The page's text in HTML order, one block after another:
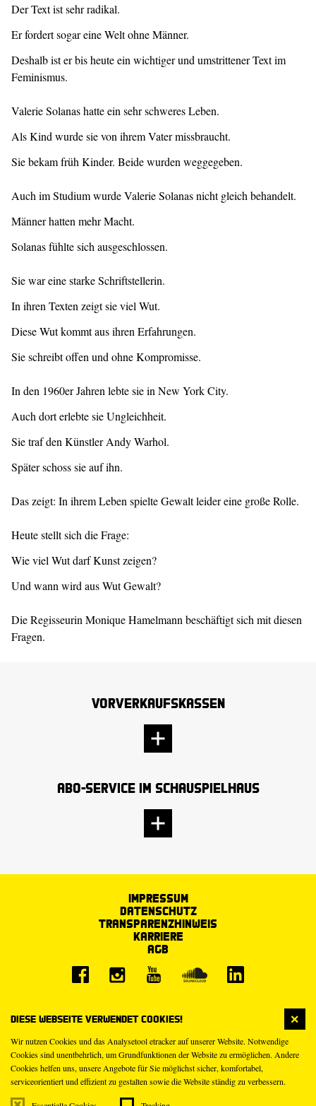
Diese Webseite verwendet Cookies!
Wir nutzen Cookies und das Analysetool etracker auf unserer Website. Notwendige
Cookies sind unentbehrlich, um Grundfunktionen der Website zu ermöglichen. Andere
Cookies helfen uns, unsere Angebote für Sie möglichst sicher, komfortabel,
serviceorientiert und effizient zu gestalten sowie die Website ständig zu verbessern.
Der Text ist sehr radikal.
Er fordert sogar eine Welt ohne Männer.
Deshalb ist er bis heute ein wichtiger und umstrittener Text im
Feminismus.
Valerie Solanas hatte ein sehr schweres Leben.
Als Kind wurde sie von ihrem Vater missbraucht.
Sie bekam früh Kinder. Beide wurden weggegeben.
Auch im Studium wurde Valerie Solanas nicht gleich behandelt.
Männer hatten mehr Macht.
Solanas fühlte sich ausgeschlossen.
Sie war eine starke Schriftstellerin.
In ihren Texten zeigt sie viel Wut.
Diese Wut kommt aus ihren Erfahrungen.
Sie schreibt offen und ohne Kompromisse.
In den 1960er Jahren lebte sie in New York City.
Auch dort erlebte sie Ungleichheit.
Sie traf den Künstler Andy Warhol.
Später schoss sie auf ihn.
Das zeigt: In ihrem Leben spielte Gewalt leider eine große Rolle.
Heute stellt sich die Frage:
Wie viel Wut darf Kunst zeigen?
Und wann wird aus Wut Gewalt?
Die Regisseurin Monique Hamelmann beschäftigt sich mit diesen
Fragen.
Vorverkaufskassen
Abo-Service im Schauspielhaus
Impressum
Datenschutz
Transparenzhinweis
Karriere
AGB